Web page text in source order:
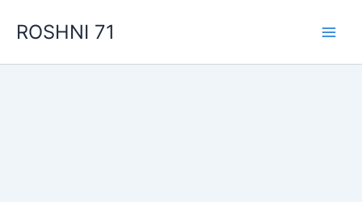
ROSHNI 71